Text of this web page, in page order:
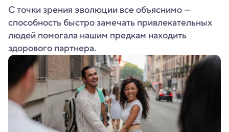
С точки зрения эволюции все объяснимо —
способность быстро замечать привлекательных
людей помогала нашим предкам находить
здорового партнера.